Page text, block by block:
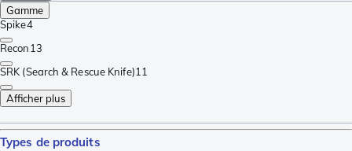
Gamme
Spike4
Recon13
SRK (Search & Rescue Knife)11
Afficher plus
Types de produits